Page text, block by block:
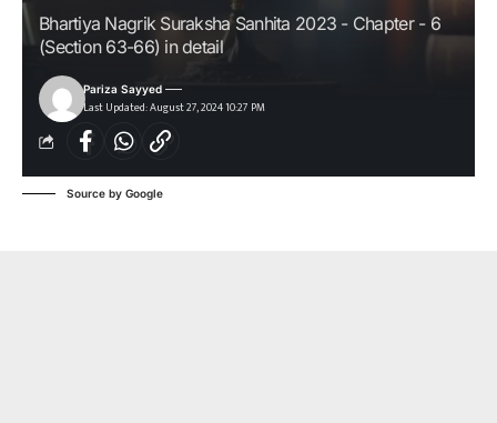
Bhartiya Nagrik Suraksha Sanhita 2023 - Chapter - 6
(Section 63-66) in detail
Last Updated: August 27, 2024 10:27 PM
Pariza Sayyed
Source by Google